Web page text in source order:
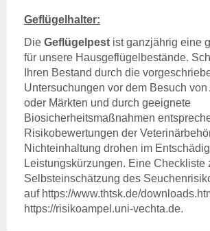
Login
Anträge
Aktuelles
Geflügelhalter:
Die Geflügelpest ist ganzjährig eine
für unsere Hausgeflügelbestände.
Ihren Bestand durch die
Untersuchungen vor dem Besuch
oder Märkten und durch geeignete
Biosicherheitsmaßnahmen
Risikobewertungen der
Nichteinhaltung drohen im
Leistungskürzungen. Eine Checkliste
Selbsteinschätzung des
auf https://www.thtsk.de/
https://risikoampel.uni-vechta.de.